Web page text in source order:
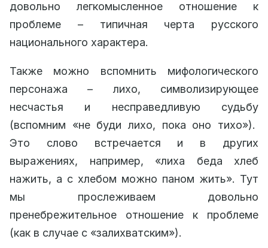
довольно легкомысленное отношение к
проблеме – типичная черта русского
национального характера.
Также можно вспомнить мифологического
персонажа – лихо, символизирующее
несчастья и несправедливую судьбу
(вспомним «не буди лихо, пока оно тихо»).
Это слово встречается и в других
выражениях, например, «лиха беда хлеб
нажить, а с хлебом можно паном жить». Тут
мы прослеживаем довольно
пренебрежительное отношение к проблеме
(как в случае с «залихватским»).